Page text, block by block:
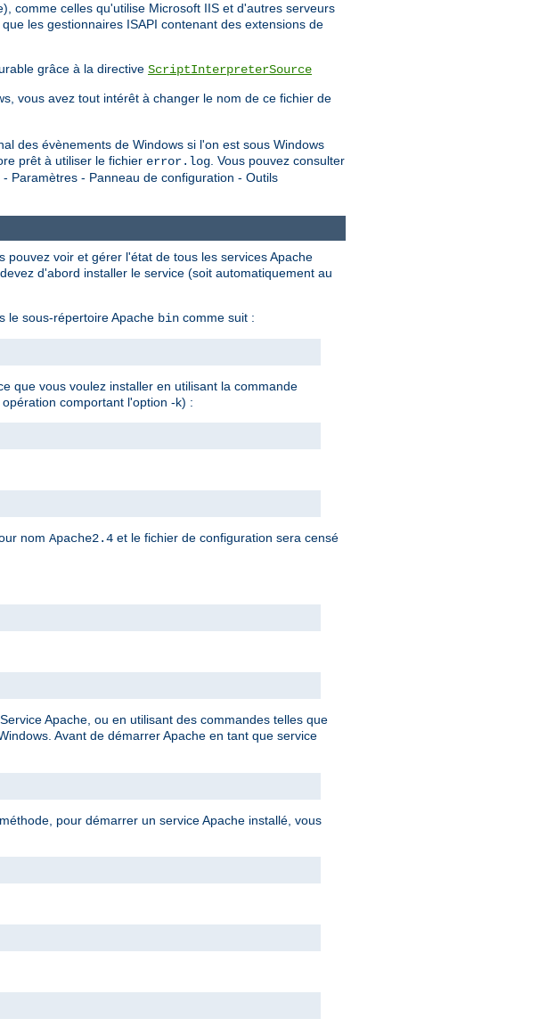
comme celles qu'utilise Microsoft IIS et d'autres serveurs
les gestionnaires ISAPI contenant des extensions de
grâce à la directive ScriptInterpreterSource
vous avez tout intérêt à changer le nom de ce fichier de
des évènements de Windows si l'on est sous Windows
prêt à utiliser le fichier error.log. Vous pouvez consulter
Paramètres - Panneau de configuration - Outils
voir et gérer l'état de tous les services Apache
d'abord installer le service (soit automatiquement au
le sous-répertoire Apache bin comme suit :
que vous voulez installer en utilisant la commande
comportant l'option -k) :
nom Apache2.4 et le fichier de configuration sera censé
Apache, ou en utilisant des commandes telles que
Avant de démarrer Apache en tant que service
pour démarrer un service Apache installé, vous